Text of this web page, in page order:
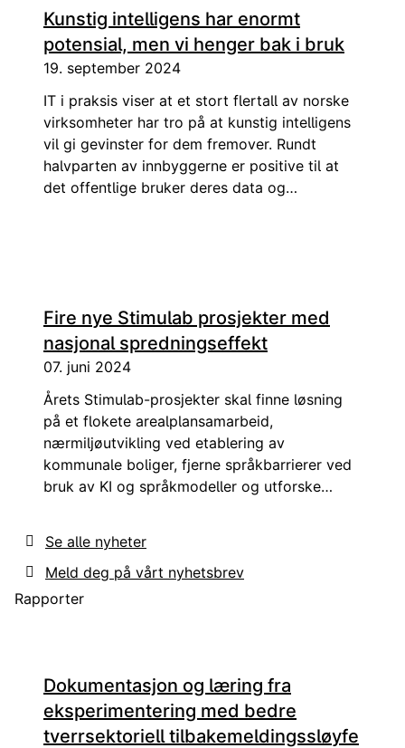
Kunstig intelligens har enormt
potensial, men vi henger bak i bruk
19. september 2024
IT i praksis viser at et stort flertall av norske
virksomheter har tro på at kunstig intelligens
vil gi gevinster for dem fremover. Rundt
halvparten av innbyggerne er positive til at
det offentlige bruker deres data og
Fire nye Stimulab prosjekter med
nasjonal spredningseffekt
07. juni 2024
Årets Stimulab-prosjekter skal finne løsning
på et flokete arealplansamarbeid,
nærmiljøutvikling ved etablering av
kommunale boliger, fjerne språkbarrierer ved
bruk av KI og språkmodeller og utforske
Se alle nyheter
Meld deg på vårt nyhetsbrev
Rapporter
Dokumentasjon og læring fra
eksperimentering med bedre
tverrsektoriell tilbakemeldingssløyfe